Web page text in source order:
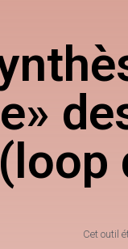
(loop
Cet outil